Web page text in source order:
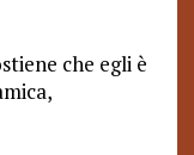
che egli è